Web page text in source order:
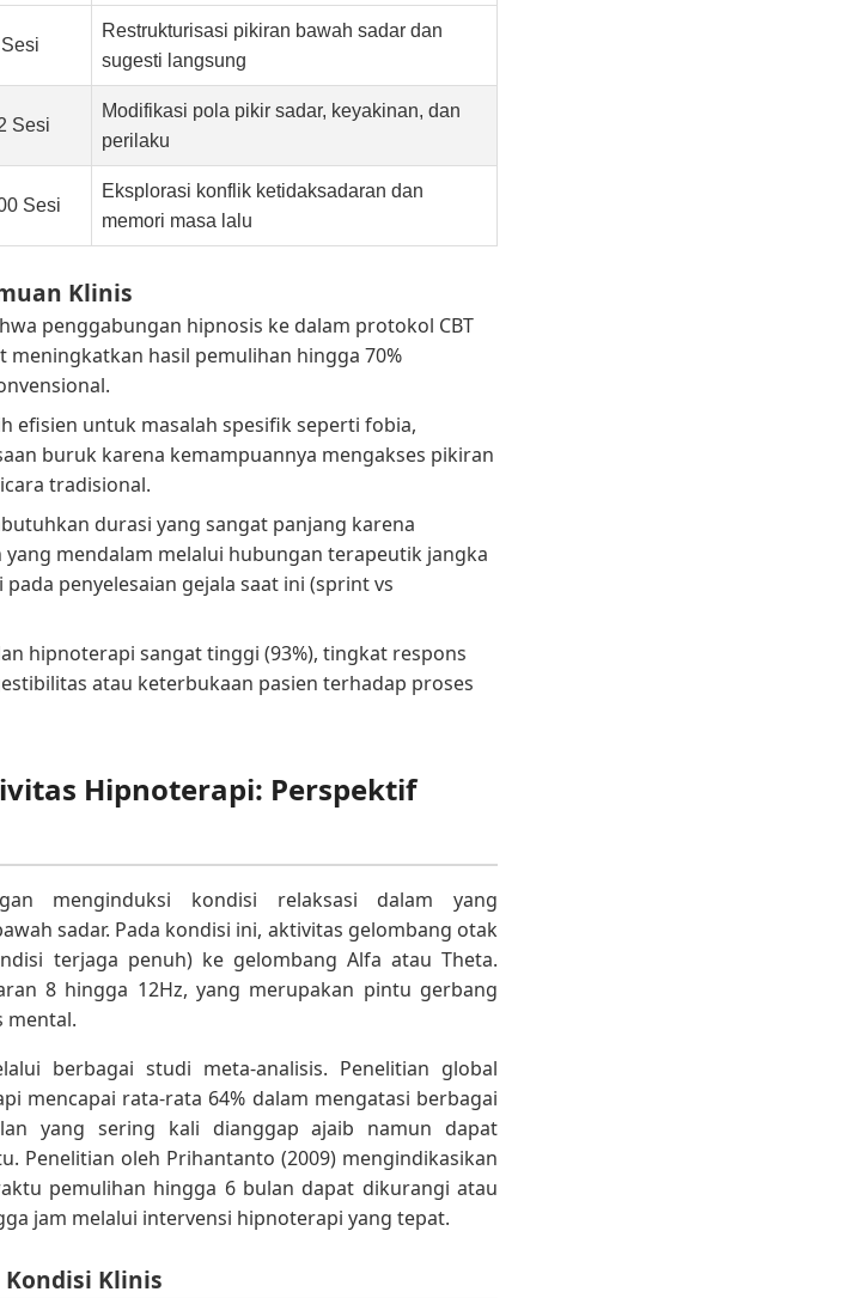
Restrukturisasi pikiran bawah sadar dan
sugesti langsung
Sesi
Modifikasi pola pikir sadar, keyakinan, dan
perilaku
Sesi
Eksplorasi konflik ketidaksadaran dan
memori masa lalu
Klinis
penggabungan hipnosis ke dalam protokol CBT
hasil pemulihan hingga 70%
efisien untuk masalah spesifik seperti fobia,
buruk karena kemampuannya mengakses pikiran
tradisional.
durasi yang sangat panjang karena
mendalam melalui hubungan terapeutik jangka
penyelesaian gejala saat ini (sprint vs
hipnoterapi sangat tinggi (93%), tingkat respons
atau keterbukaan pasien terhadap proses
Hipnoterapi: Perspektif
menginduksi kondisi relaksasi dalam yang
sadar. Pada kondisi ini, aktivitas gelombang otak
terjaga penuh) ke gelombang Alfa atau Theta.
8 hingga 12Hz, yang merupakan pintu gerbang
mental.
berbagai studi meta-analisis. Penelitian global
mencapai rata-rata 64% dalam mengatasi berbagai
yang sering kali dianggap ajaib namun dapat
Penelitian oleh Prihantanto (2009) mengindikasikan
pemulihan hingga 6 bulan dapat dikurangi atau
jam melalui intervensi hipnoterapi yang tepat.
Klinis